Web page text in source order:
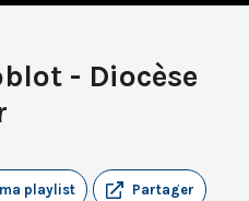
- Diocèse
Partager
playlist